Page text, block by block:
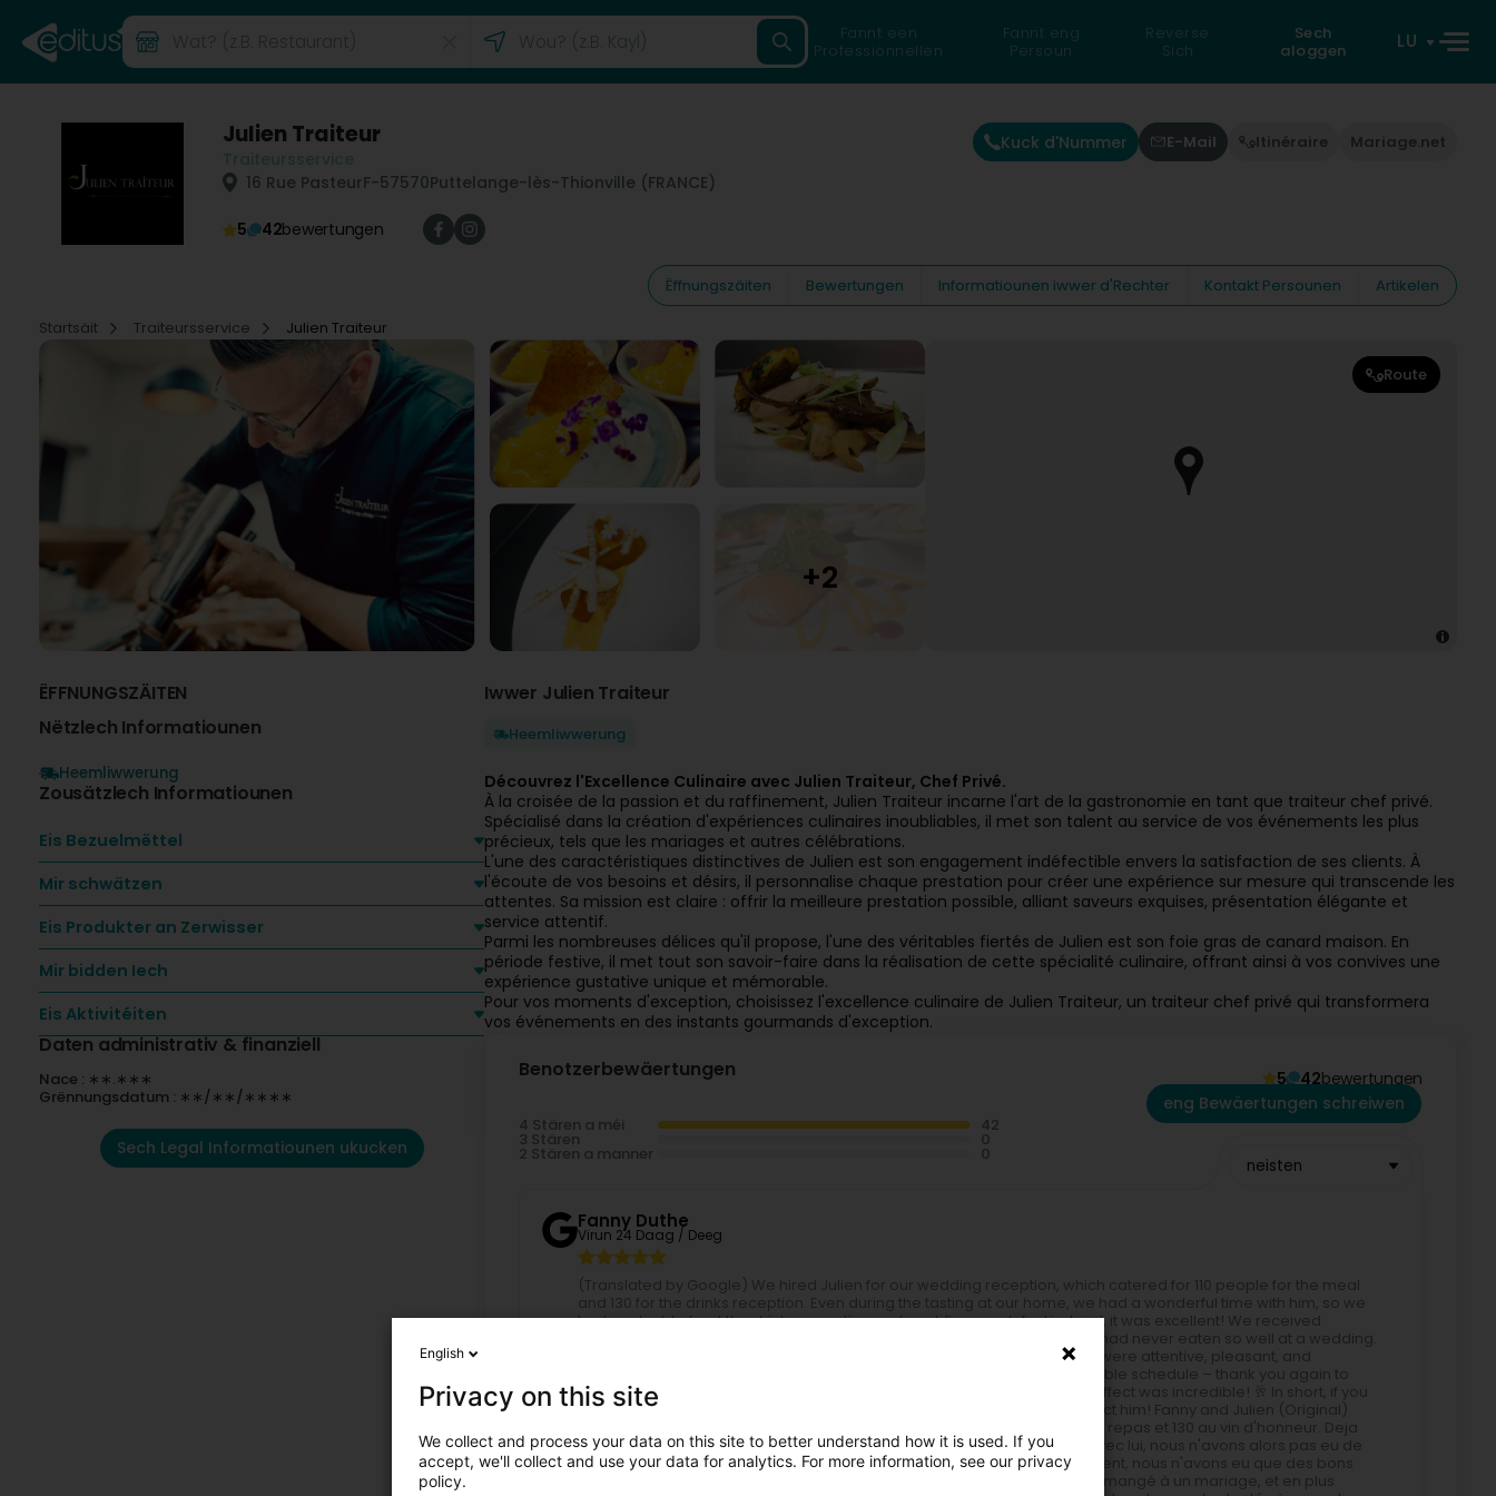
Fannt een
Professionnellen
Fannt eng
Persoun
Reverse
Sich
Sech
aloggen
LU
Julien Traiteur
16 Rue PasteurF-57570Puttelange-lès-Thionville (FRANCE)
5 42bewertungen
Kuck d'Nummer E-Mail Itinéraire Mariage.net
Ëffnungszäiten Bewertungen Informatiounen iwwer d'Rechter Kontakt Persounen
Artikelen
Startsäit
Traiteursservice Julien Traiteur
Route
ËFFNUNGSZÄITEN
Nëtzlech Informatiounen
Heemliwwerung
Zousätzlech Informatiounen
Eis Bezuelmëttel
Mir schwätzen
Eis Produkter an Zerwisser
Mir bidden Iech
Eis Aktivitéiten
Daten administrativ & finanziell
Nace : ∗∗.∗∗∗
Grënnungsdatum : ∗∗/∗∗/∗∗∗∗
Sech Legal Informatiounen ukucken
Iwwer Julien Traiteur
Heemliwwerung
Découvrez l'Excellence Culinaire avec Julien Traiteur, Chef Privé.
À la croisée de la passion et du raffinement, Julien Traiteur incarne l'art de la gastronomie en tant que traiteur chef privé.
Spécialisé dans la création d'expériences culinaires inoubliables, il met son talent au service de vos événements les plus
précieux, tels que les mariages et autres célébrations.
L'une des caractéristiques distinctives de Julien est son engagement indéfectible envers la satisfaction de ses clients. À
l'écoute de vos besoins et désirs, il personnalise chaque prestation pour créer une expérience sur mesure qui transcende les
attentes. Sa mission est claire : offrir la meilleure prestation possible, alliant saveurs exquises, présentation élégante et
service attentif.
Parmi les nombreuses délices qu'il propose, l'une des véritables fiertés de Julien est son foie gras de canard maison. En
période festive, il met tout son savoir-faire dans la réalisation de cette spécialité culinaire, offrant ainsi à vos convives une
expérience gustative unique et mémorable.
Pour vos moments d'exception, choisissez l'excellence culinaire de Julien Traiteur, un traiteur chef privé qui transformera
vos événements en des instants gourmands d'exception.
Benotzerbewäertungen 5 42bewertungen
4 Stären a méi
3 Stären
2 Stären a manner
eng Bewäertungen schreiwen
neisten
Fanny Duthe
Virun 24 Daag / Deeg
(Translated by Google) We hired Julien for our wedding reception, which catered for 110 people for the meal
and 130 for the drinks reception. Even during the tasting at our home, we had a wonderful time with him, so we
had no doubt about the drinks reception and wedding meal. And indeed, it was excellent! We received
nothing but positive feedback from our guests, some of whom said they had never eaten so well at a wedding.
In addition to being delicious, the food was sublime! Julien and his team were attentive, pleasant, and
accommodating to us and our guests (and to the sometimes unpredictable schedule – thank you again to
them!). Julien even fulfilled our wish for a champagne fountain, and the effect was incredible! 🥂 In short, if you
are looking for a friendly and high-quality caterer, don't hesitate to contact him! Fanny and Julien (Original)
Nous avons fait appel à Julien pour notre mariage pour 110 personnes au repas et 130 au vin d'honneur. Deja
lors de la dégustation à domicile nous avons passé un super moment avec lui, nous n'avons alors pas eu de
doute sur le von d'honneur et repas de mariage. Et pour sûr c'était excellent, nous n'avons eu que des bons
retours de nos invités dont certains nous ont dit n'avoir jamais aussi bien mangé à un mariage, et en plus
English
Privacy on this site
We collect and process your data on this site to better understand how it is used. If you
accept, we'll collect and use your data for analytics. For more information, see our privacy
policy.